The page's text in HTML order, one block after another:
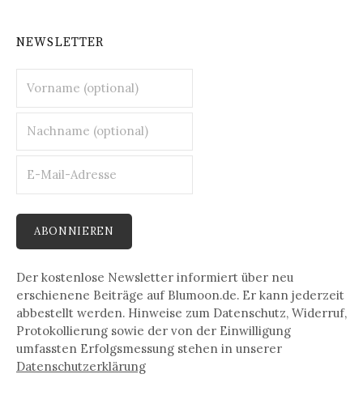
NEWSLETTER
Der kostenlose Newsletter informiert über neu
erschienene Beiträge auf Blumoon.de. Er kann jederzeit
abbestellt werden. Hinweise zum Datenschutz, Widerruf,
Protokollierung sowie der von der Einwilligung
umfassten Erfolgsmessung stehen in unserer
Datenschutz­erklärung